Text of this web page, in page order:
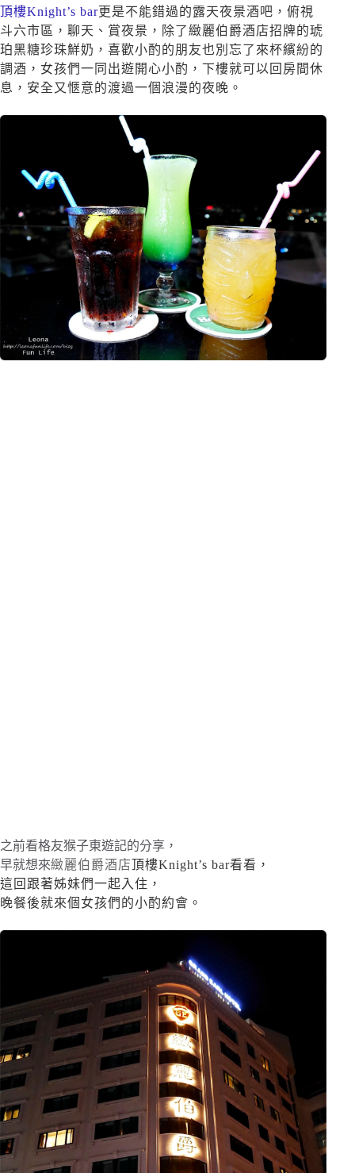
頂樓Knight’s bar更是不能錯過的露天夜景酒吧，俯視
斗六市區，聊天、賞夜景，除了緻麗伯爵酒店招牌的琥
珀黑糖珍珠鮮奶，喜歡小酌的朋友也別忘了來杯繽紛的
調酒，女孩們一同出遊開心小酌，下樓就可以回房間休
息，安全又愜意的渡過一個浪漫的夜晚。
之前看格友猴子東遊記的分享，
早就想來緻麗伯爵酒店 頂樓Knight’s bar看看，
這回跟著姊妹們一起入住，
晚餐後就來個女孩們的小酌約會。